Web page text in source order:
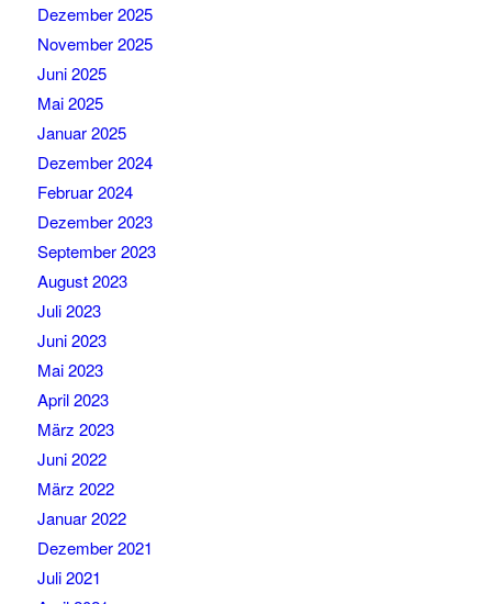
Dezember 2025
November 2025
Juni 2025
Mai 2025
Januar 2025
Dezember 2024
Februar 2024
Dezember 2023
September 2023
August 2023
Juli 2023
Juni 2023
Mai 2023
April 2023
März 2023
Juni 2022
März 2022
Januar 2022
Dezember 2021
Juli 2021